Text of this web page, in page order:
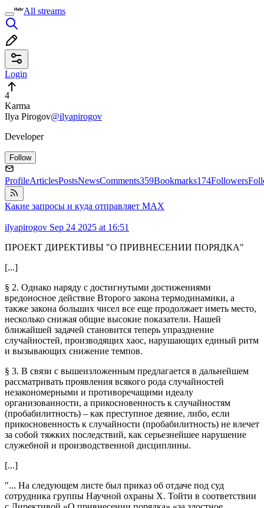
All streams
Login
4
Karma
Ilya Pirogov@ilyapirogov
Developer
Follow
ProfileArticlesPostsNewsComments359Bookmarks174Followers
Какие запросы и куда отправляет MAX
ilyapirogov Sep 24 2025 at 16:51
ПРОЕКТ ДИРЕКТИВЫ "О ПРИВНЕСЕНИИ ПОРЯДКА"
[...]
§ 2. Однако наряду с достигнутыми достижениями
вредоносное действие Второго закона термодинамики, а
также закона больших чисел все еще продолжает иметь место,
несколько снижая общие высокие показатели. Нашей
ближайшей задачей становится теперь упразднение
случайностей, производящих хаос, нарушающих единый ритм
и вызывающих снижение темпов.
§ 3. В связи с вышеизложенным предлагается в дальнейшем
рассматривать проявления всякого рода случайностей
незакономерными и противоречащими идеалу
организованности, а прикосновенность к случайностям
(пробабилитность) – как преступное деяние, либо, если
прикосновенность к случайности (пробабилитность) не влечет
за собой тяжких последствий, как серьезнейшее нарушение
служебной и производственной дисциплины.
[...]
"... На следующем листе был приказ об отдаче под суд
сотрудника группы Научной охраны Х. Тойти в соответствии